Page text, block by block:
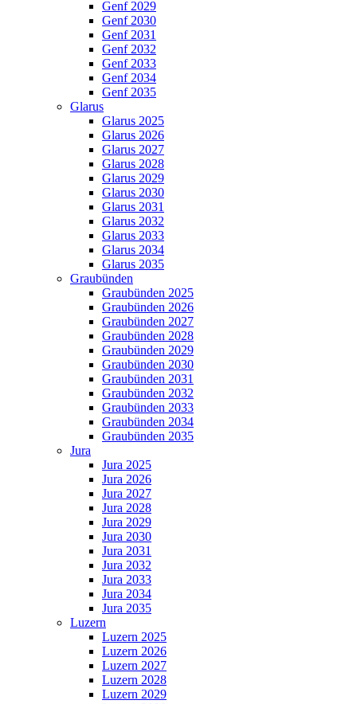
Genf 2029
Genf 2030
Genf 2031
Genf 2032
Genf 2033
Genf 2034
Genf 2035
Glarus
Glarus 2025
Glarus 2026
Glarus 2027
Glarus 2028
Glarus 2029
Glarus 2030
Glarus 2031
Glarus 2032
Glarus 2033
Glarus 2034
Glarus 2035
Graubünden
Graubünden 2025
Graubünden 2026
Graubünden 2027
Graubünden 2028
Graubünden 2029
Graubünden 2030
Graubünden 2031
Graubünden 2032
Graubünden 2033
Graubünden 2034
Graubünden 2035
Jura
Jura 2025
Jura 2026
Jura 2027
Jura 2028
Jura 2029
Jura 2030
Jura 2031
Jura 2032
Jura 2033
Jura 2034
Jura 2035
Luzern
Luzern 2025
Luzern 2026
Luzern 2027
Luzern 2028
Luzern 2029